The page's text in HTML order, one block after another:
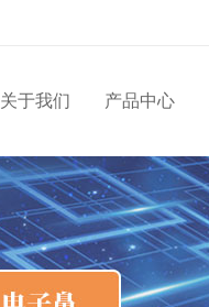
关于我们 产品中心